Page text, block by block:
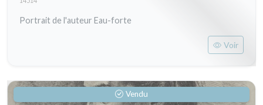
Portrait de l'auteur Eau-forte
Voir
Vendu